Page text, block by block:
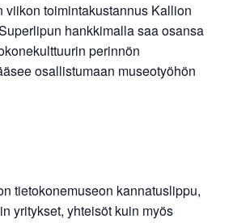
viikon toimintakustannus Kallion
hankkimalla saa osansa
perinnön
osallistumaan museotyöhön
tietokonemuseon kannatuslippu,
yritykset, yhteisöt kuin myös